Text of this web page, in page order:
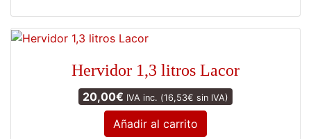
Hervidor 1,3 litros Lacor
20,00€ IVA inc. (16,53€ sin IVA)
Añadir al carrito